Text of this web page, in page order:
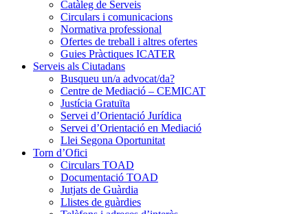
Catàleg de Serveis
Circulars i comunicacions
Normativa professional
Ofertes de treball i altres ofertes
Guies Pràctiques ICATER
Serveis als Ciutadans
Busqueu un/a advocat/da?
Centre de Mediació – CEMICAT
Justícia Gratuïta
Servei d’Orientació Jurídica
Servei d’Orientació en Mediació
Llei Segona Oportunitat
Torn d’Ofici
Circulars TOAD
Documentació TOAD
Jutjats de Guàrdia
Llistes de guàrdies